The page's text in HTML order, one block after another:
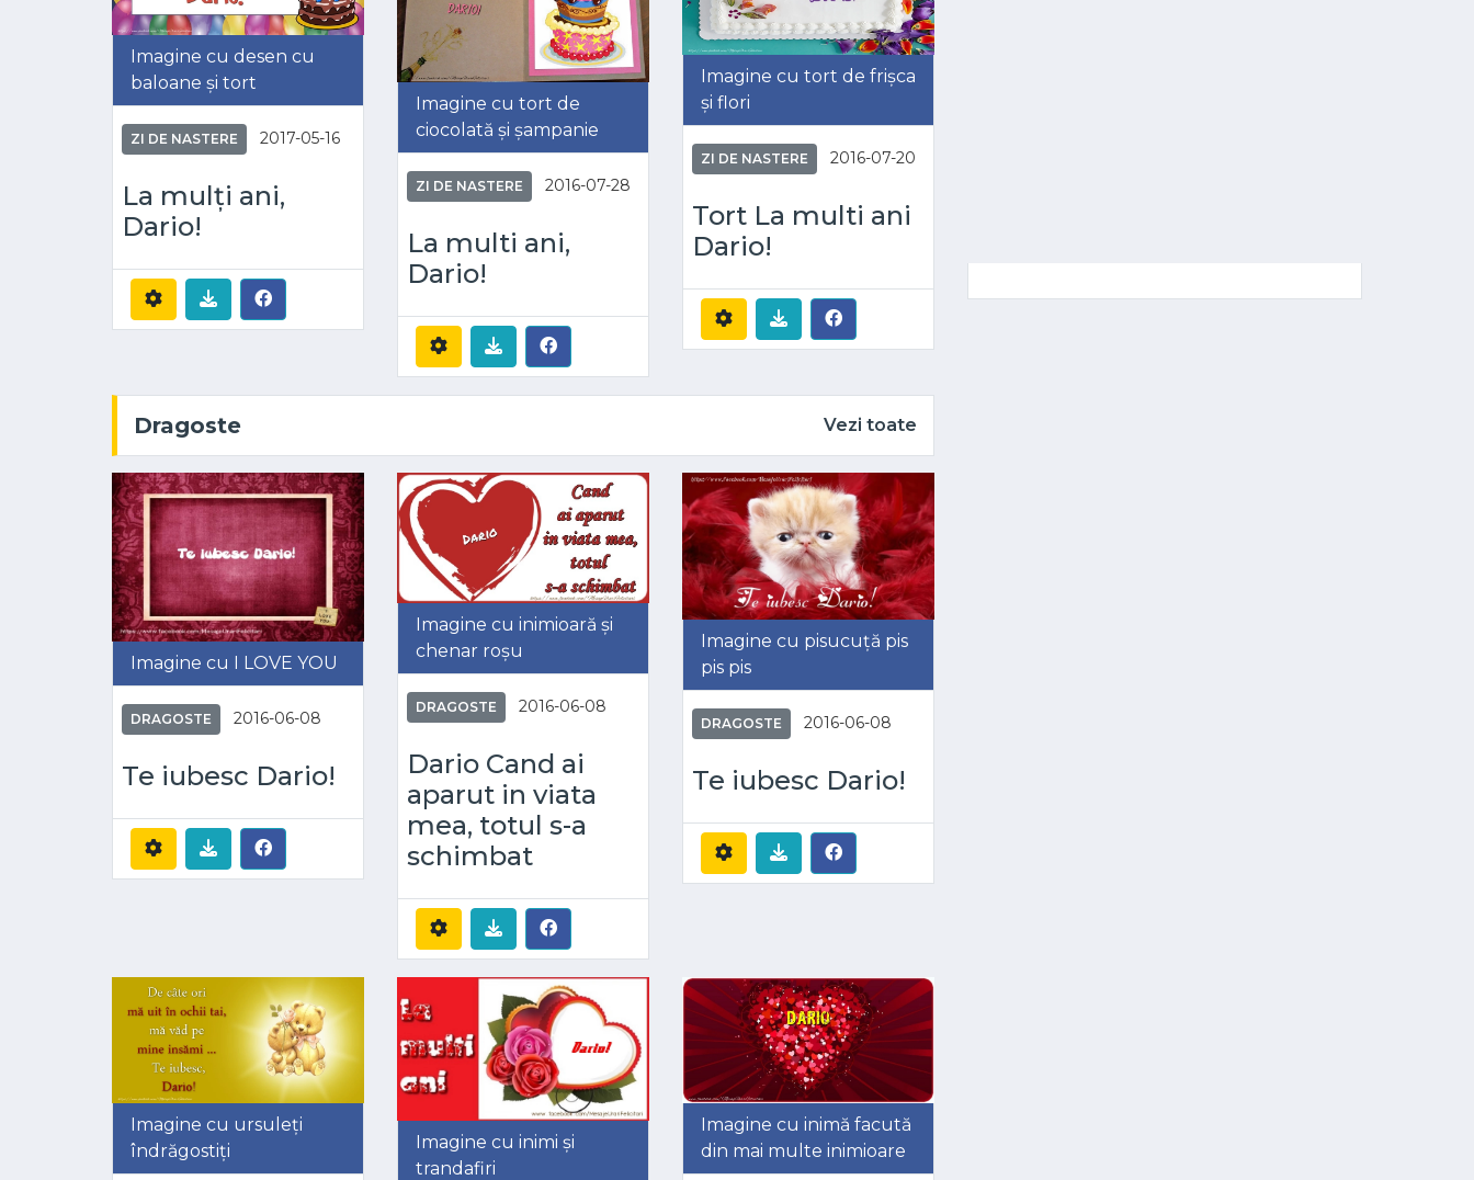
Imagine cu desen cu
baloane și tort
ZI DE NASTERE 2017-05-16
La mulți ani,
Dario!
Imagine cu tort de
ciocolată și șampanie
ZI DE NASTERE 2016-07-28
La multi ani,
Dario!
Imagine cu tort de frișca
și flori
ZI DE NASTERE 2016-07-20
Tort La multi ani
Dario!
Dragoste Vezi toate
Imagine cu I LOVE YOU
DRAGOSTE 2016-06-08
Te iubesc Dario!
Imagine cu inimioară și
chenar roșu
DRAGOSTE 2016-06-08
Dario Cand ai
aparut in viata
mea, totul s-a
schimbat
Imagine cu pisucuță pis
pis pis
DRAGOSTE 2016-06-08
Te iubesc Dario!
Imagine cu ursuleți
îndrăgostiți
Imagine cu inimi și
trandafiri
Imagine cu inimă facută
din mai multe inimioare